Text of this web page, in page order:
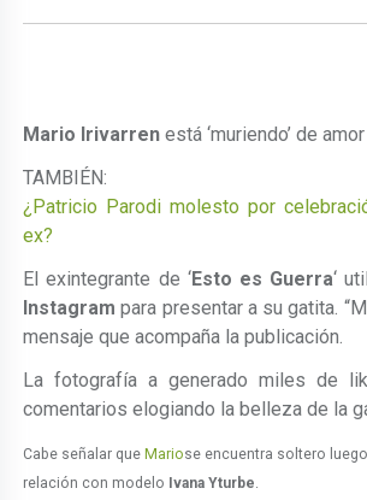
Mario Irivarren está ‘muriendo’ de amor
TAMBIÉN:
¿Patricio Parodi molesto por
ex?
El exintegrante de ‘Esto es Guerra‘
Instagram para presentar a su gatita.
mensaje que acompaña la publicación.
La fotografía a generado miles de
comentarios elogiando la belleza de la
Cabe señalar queMariose encuentra soltero
relación con modelo Ivana Yturbe